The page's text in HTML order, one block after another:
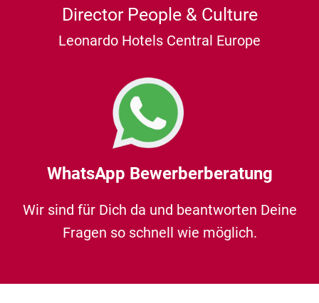
Director People & Culture
Leonardo Hotels Central Europe
WhatsApp Bewerberberatung
Wir sind für Dich da und beantworten Deine
Fragen so schnell wie möglich.